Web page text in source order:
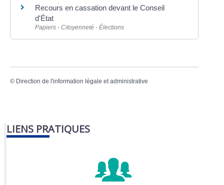
Recours en cassation devant le Conseil
d'État
Papiers - Citoyenneté - Élections
© Direction de l'information légale et administrative
LIENS PRATIQUES